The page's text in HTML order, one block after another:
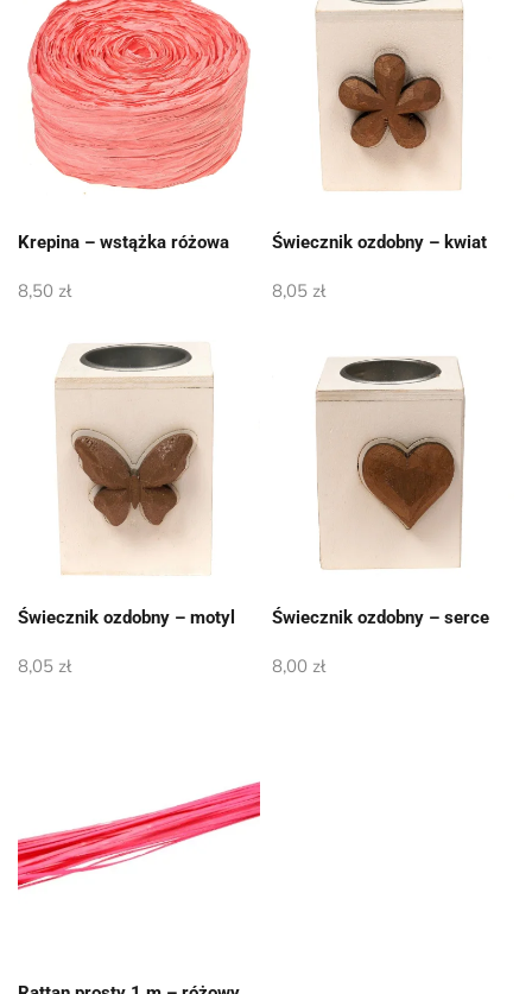
Krepina – wstążka różowa
8,50 zł
Świecznik ozdobny – kwiat
8,05 zł
Świecznik ozdobny – motyl
8,05 zł
Świecznik ozdobny – serce
8,00 zł